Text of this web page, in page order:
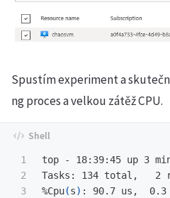
Spustím experiment a
ng proces a velkou zátěž CPU.
1
2
3
top - 18:39:45 up 3
Tasks: 134 total,   2
%Cpu(s) : 90.7 us,